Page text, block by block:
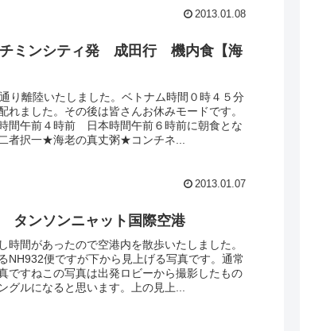
2013.01.08
ミンシティ発 成田行 機内食【海
り離陸いたしました。ベトナム時間０時４５分
れました。その後は皆さんお休みモードです。
間午前４時前 日本時間午前６時前に朝食とな
者択一★海老の真丈粥★コンチネ...
2013.01.07
タンソンニャット国際空港
時間があったので空港内を散歩いたしました。
NH932便ですが下から見上げる写真です。通常
ですねこの写真は出発ロビーから撮影したもの
グルになると思います。上の見上...